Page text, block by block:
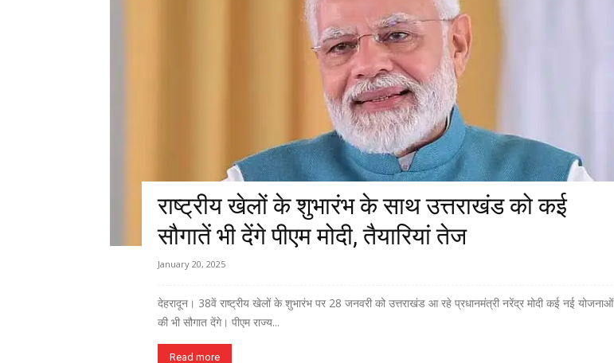
राष्ट्रीय खेलों के शुभारंभ के साथ उत्तराखंड को कई
सौगातें भी देंगे पीएम मोदी, तैयारियां तेज
January 20, 2025
देहरादून। 38वें राष्ट्रीय खेलों के शुभारंभ पर 28 जनवरी को उत्तराखंड आ रहे प्रधानमंत्री नरेंद्र मोदी कई नई योजनाओं
की भी सौगात देंगे। पीएम राज्य...
Read more